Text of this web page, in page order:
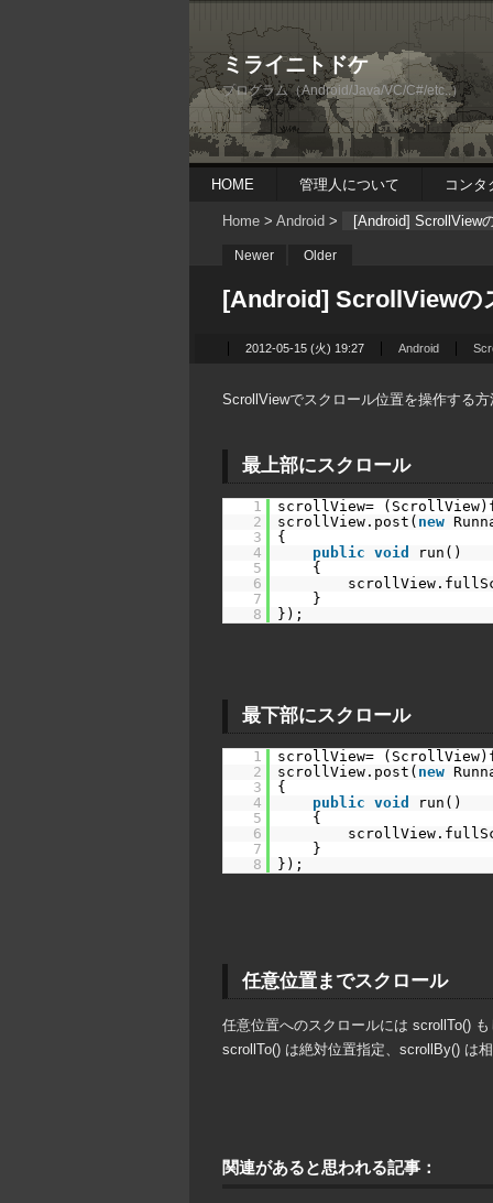
ミライニトドケ
プログラム（Android/Java/VC/C#/etc..）
HOME 管理人について コンタ
Home > Android > [Android] ScrollView
Newer Older
[Android] ScrollViewの
2012-05-15 (火) 19:27 Android
ScrollViewでスクロール位置を操作する方
最上部にスクロール
1
scrollView=
2
scrollView.post( new
3
{
4
public void
run()
5
{
6
7
}
8
});
最下部にスクロール
1
scrollView=
2
scrollView.post( new
3
{
4
public void
run()
5
{
6
7
}
8
});
任意位置までスクロール
任意位置へのスクロールには scrollTo()
scrollTo() は絶対位置指定、scrollBy() は
関連があると思われる記事：